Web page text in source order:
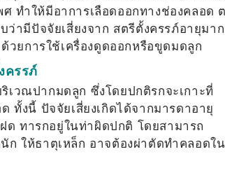
ทำให้มีอาการเลือดออกทางช่องคลอด
ามีปัจจัยเสี่ยงจาก สตรีตั้งครรภ์อายุมาก
วยการใช้เครื่องดูดออกหรือขูดมดลูก
ครรภ์
เวณปากมดลูก ซึ่งโดยปกติรกจะเกาะที่
ทั้งนี้ ปัจจัยเสี่ยงเกิดได้จากมารดาอายุ
ด ทารกอยู่ในท่าผิดปกติ โดยสามารถ
ก ให้ธาตุเหล็ก อาจต้องผ่าตัดทำคลอดใน